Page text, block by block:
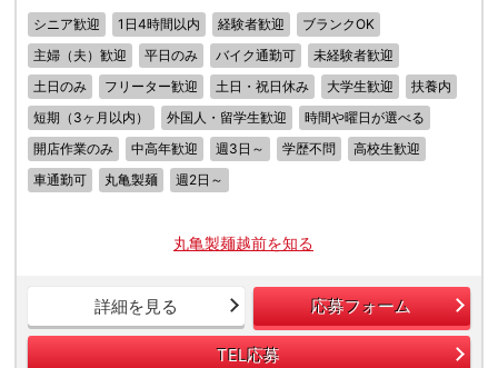
シニア歓迎 1日4時間以内 経験者歓迎
ブランクOK
主婦（夫）歓迎
平日のみ バイク通勤可
未経験者歓迎
土日のみ
フリーター歓迎 土日・祝日休み 大学生歓迎
扶養内
短期（3ヶ月以内）
外国人・留学生歓迎
時間や曜日が選べる
開店作業のみ
中高年歓迎 週3日～ 学歴不問
高校生歓迎
車通勤可
丸亀製麺 週2日～
丸亀製麺越前を知る
詳細を見る 応募フォーム
TEL応募